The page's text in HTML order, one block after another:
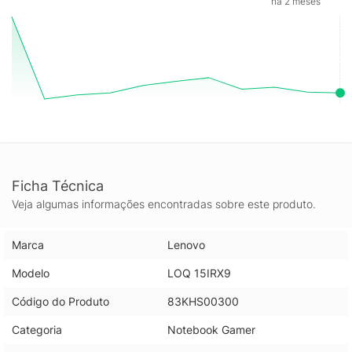
Ficha Técnica
Veja algumas informações encontradas sobre este produto.
Marca Lenovo
Modelo LOQ 15IRX9
Código do Produto 83KHS00300
Categoria Notebook Gamer